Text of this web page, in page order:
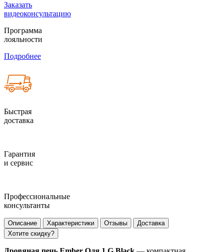
Заказать
видеоконсультацию
Программа
лояльности
Подробнее
Быстрая
доставка
Гарантия
и сервис
Профессиональные
консультанты
Описание Характеристики Отзывы
Доставка
Хотите скидку?